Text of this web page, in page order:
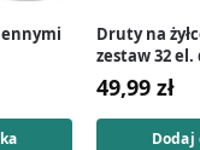
Druty na
zestaw 32
drutach
49,99 zł
Dodaj